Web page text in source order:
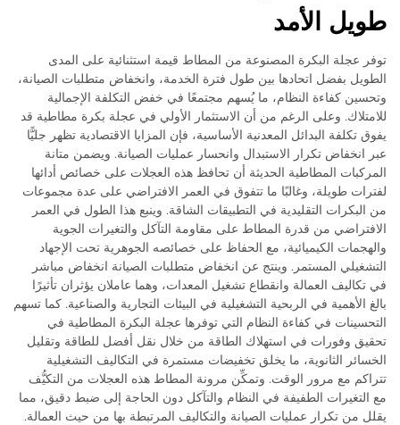
طويل الأمد
توفر عجلة البكرة المصنوعة من المطاط قيمة استثنائية على المدى
الطويل بفضل اتحادها بين طول فترة الخدمة، وانخفاض متطلبات الصيانة،
وتحسين كفاءة النظام، ما يُسهم مجتمعًا في خفض التكلفة الإجمالية
للامتلاك. وعلى الرغم من أن الاستثمار الأولي في عجلة بكرة مطاطية قد
يفوق تكلفة البدائل المعدنية الأساسية، فإن المزايا الاقتصادية تظهر جليًّا
عبر انخفاض تكرار الاستبدال وانحسار عمليات الصيانة. ويضمن متانة
المركبات المطاطية الحديثة أن تحافظ هذه العجلات على خصائص أدائها
لفترات طويلة، وغالبًا ما تتفوق في العمر الافتراضي على عدة مجموعات
من البكرات التقليدية في التطبيقات الشاقة. وينبع هذا الطول في العمر
الافتراضي من قدرة المطاط على مقاومة التآكل والتغيرات الجوية
والهجمات الكيميائية، مع الحفاظ على خصائصه الجوهرية تحت الإجهاد
التشغيلي المستمر. وينتج عن انخفاض متطلبات الصيانة انخفاض مباشر
في تكاليف العمالة وانقطاع تشغيل المعدات، وهما عاملان يؤثران تأثيرًا
بالغ الأهمية في الربحية التشغيلية في البيئات التجارية والصناعية. كما تسهم
التحسينات في كفاءة النظام التي توفرها عجلة البكرة المطاطية في
تحقيق وفورات في استهلاك الطاقة من خلال نقل أفضل للطاقة وتقليل
الخسائر الثانوية، ما يخلق تخفيضات مستمرة في التكاليف التشغيلية
تتراكم مع مرور الوقت. وتمكِّن مرونة المطاط هذه العجلات من التكيُّف
مع التغيرات الطفيفة في النظام والتآكل دون الحاجة إلى ضبط دقيق، مما
يقلل من تكرار عمليات الصيانة والتكاليف المرتبطة بها من حيث العمالة.